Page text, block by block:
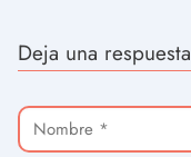
Deja una respuesta